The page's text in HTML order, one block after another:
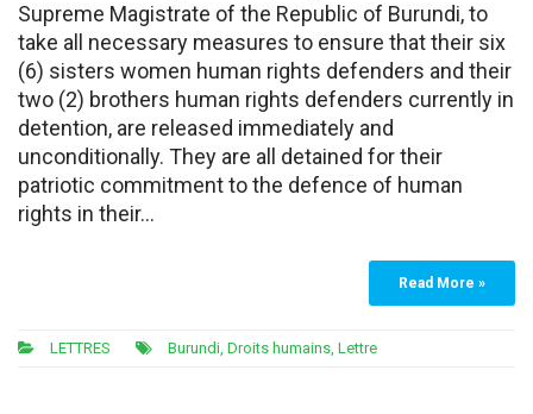
Supreme Magistrate of the Republic of Burundi, to
take all necessary measures to ensure that their six
(6) sisters women human rights defenders and their
two (2) brothers human rights defenders currently in
detention, are released immediately and
unconditionally. They are all detained for their
patriotic commitment to the defence of human
rights in their…
Read More »
LETTRES Burundi Droits humains Lettre